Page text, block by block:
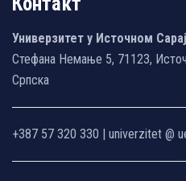
Универзитет у Источном
Стефана Немање 5, 71123,
Српска
+387 57 320 330 | univerzitet @